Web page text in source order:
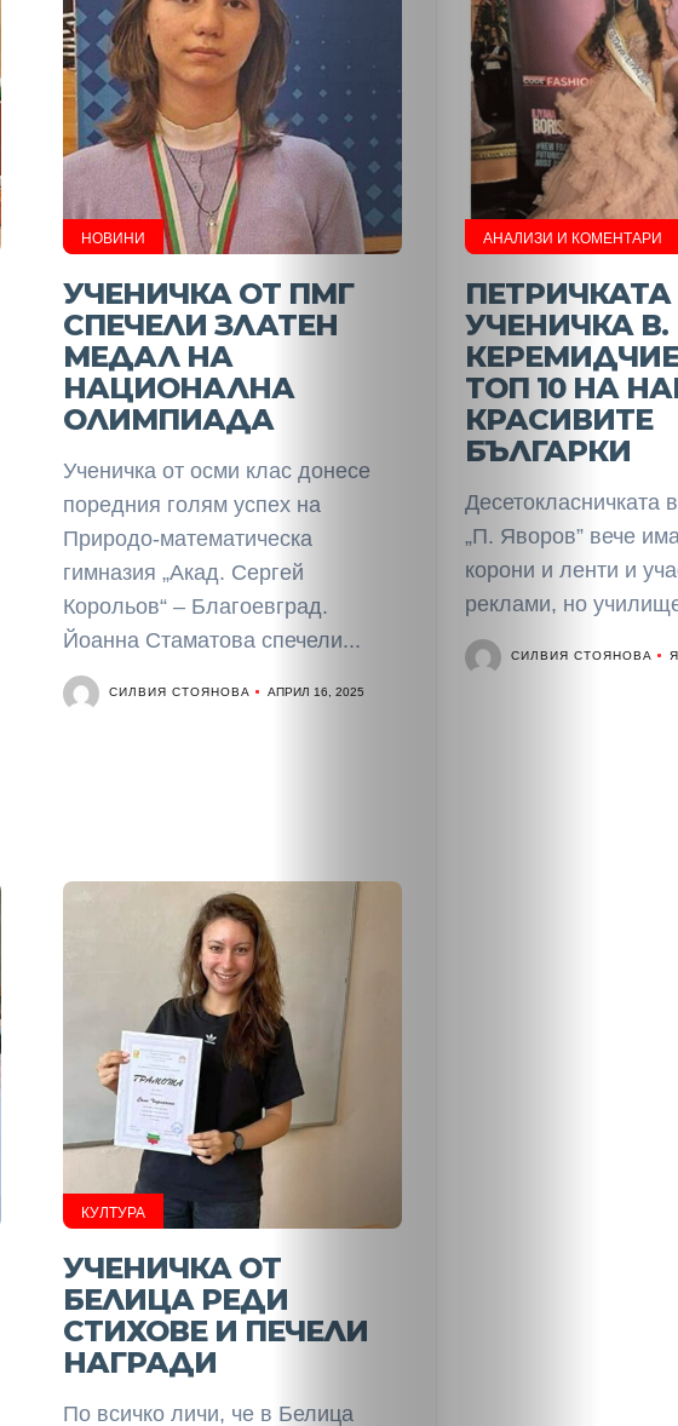
НАЧАЛО
Политика
Разследване
Скандали
Култура
Светско
Крими
Новини
Search
НОВИНИ
УЧЕНИЧКА ОТ ПМГ
СПЕЧЕЛИ ЗЛАТЕН
МЕДАЛ НА
НАЦИОНАЛНА
ОЛИМПИАДА
Ученичка от осми клас донесе
поредния голям успех на
Природо-математическа
гимназия „Акад. Сергей
Корольов“ – Благоевград.
Йоанна Стаматова спечели...
СИЛВИЯ СТОЯНОВА АПРИЛ 16, 2025
АНАЛИЗИ И КОМЕНТАРИ
ПЕТРИЧКАТА
УЧЕНИЧКА В.
ТОП 10 НА
КРАСИВИТЕ
БЪЛГАРКИ
Десетокласничката
„П. Яворов” вече
корони и ленти и
реклами, но
СИЛВИЯ СТОЯНОВА
КУЛТУРА
УЧЕНИЧКА ОТ
БЕЛИЦА РЕДИ
СТИХОВЕ И ПЕЧЕЛИ
НАГРАДИ
По всичко личи, че в Белица